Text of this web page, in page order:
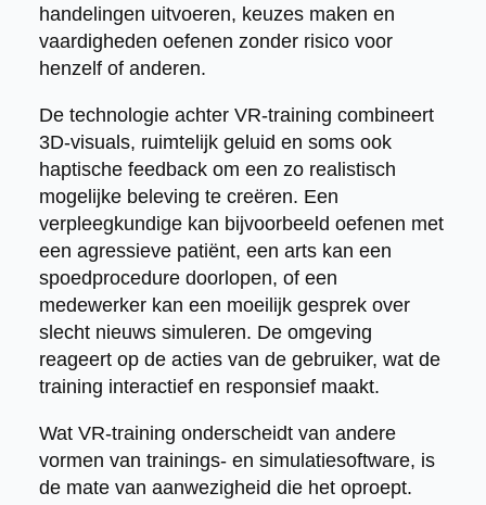
handelingen uitvoeren, keuzes maken en
vaardigheden oefenen zonder risico voor
henzelf of anderen.
De technologie achter VR-training combineert
3D-visuals, ruimtelijk geluid en soms ook
haptische feedback om een zo realistisch
mogelijke beleving te creëren. Een
verpleegkundige kan bijvoorbeeld oefenen met
een agressieve patiënt, een arts kan een
spoedprocedure doorlopen, of een
medewerker kan een moeilijk gesprek over
slecht nieuws simuleren. De omgeving
reageert op de acties van de gebruiker, wat de
training interactief en responsief maakt.
Wat VR-training onderscheidt van andere
vormen van trainings- en simulatiesoftware, is
de mate van aanwezigheid die het oproept.